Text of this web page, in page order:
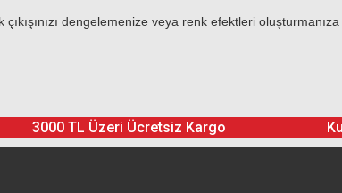
dengelemenize veya renk efektleri oluşturmanıza
3000 TL Üzeri Ücretsiz Kargo